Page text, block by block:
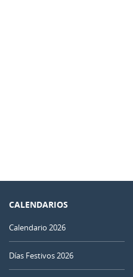
CALENDARIOS
Calendario 2026
Días Festivos 2026